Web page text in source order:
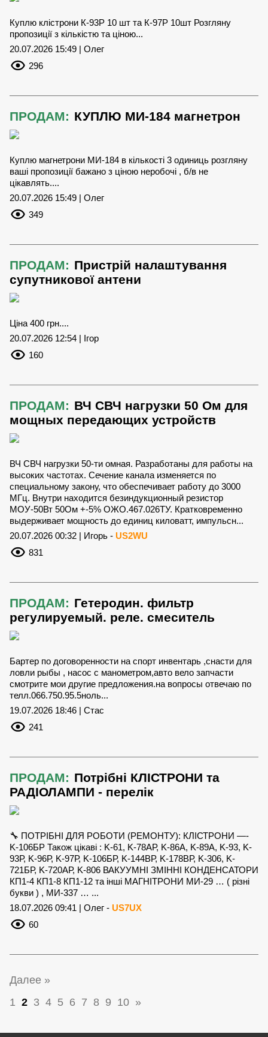
Куплю клістрони К-93Р 10 шт та К-97Р 10шт Розгляну
пропозиції з кількістю та ціною...
20.07.2026 15:49 | Олег
296
ПРОДАМ: КУПЛЮ МИ-184 магнетрон
Куплю магнетрони МИ-184 в кількості 3 одиниць розгляну
ваші пропозиції бажано з ціною неробочі , б/в не
цікавлять....
20.07.2026 15:49 | Олег
349
ПРОДАМ: Пристрій налаштування
супутникової антени
Ціна 400 грн....
20.07.2026 12:54 | Ігор
160
ПРОДАМ: ВЧ СВЧ нагрузки 50 Ом для
мощных передающих устройств
ВЧ СВЧ нагрузки 50-ти омная. Разработаны для работы на
высоких частотах. Сечение канала изменяется по
специальному закону, что обеспечивает работу до 3000
МГц. Внутри находится безиндукционный резистор
МОУ-50Вт 50Ом +-5% ОЖО.467.026ТУ. Кратковременно
выдерживает мощность до единиц киловатт, импульсн...
20.07.2026 00:32 | Игорь - US2WU
831
ПРОДАМ: Гетеродин. фильтр
регулируемый. реле. смеситель
Бартер по договоренности на спорт инвентарь ,снасти для
ловли рыбы , насос с манометром,авто вело запчасти
смотрите мои другие предложения.на вопросы отвечаю по
телл.066.750.95.5ноль...
19.07.2026 18:46 | Стас
241
ПРОДАМ: Потрібні КЛІСТРОНИ та
РАДІОЛАМПИ - перелік
🔧 ПОТРІБНІ ДЛЯ РОБОТИ (РЕМОНТУ): КЛІСТРОНИ —-
K-106БР Також цікаві : K-61, K-78АР, K-86А, K-89А, K-93, K-
93Р, K-96Р, K-97Р, K-106БР, K-144ВР, K-178ВР, K-306, K-
721БР, K-720АР, K-806 ВАКУУМНІ ЗМІННІ КОНДЕНСАТОРИ
КП1-4 КП1-8 КП1-12 та інші МАГНІТРОНИ МИ-29 … ( різні
букви ) , МИ-337 … ...
18.07.2026 09:41 | Олег - US7UX
60
Далее »
1 2 3 4 5 6 7 8 9 10 »